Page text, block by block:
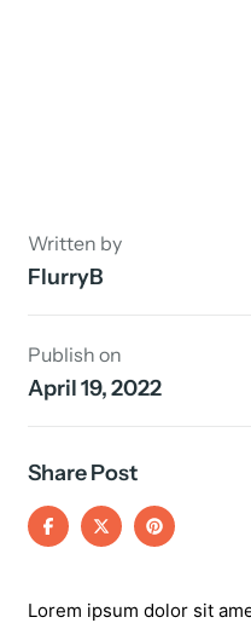
Written by
FlurryB
Publish on
April 19, 2022
Share Post
Lorem ipsum dolor sit